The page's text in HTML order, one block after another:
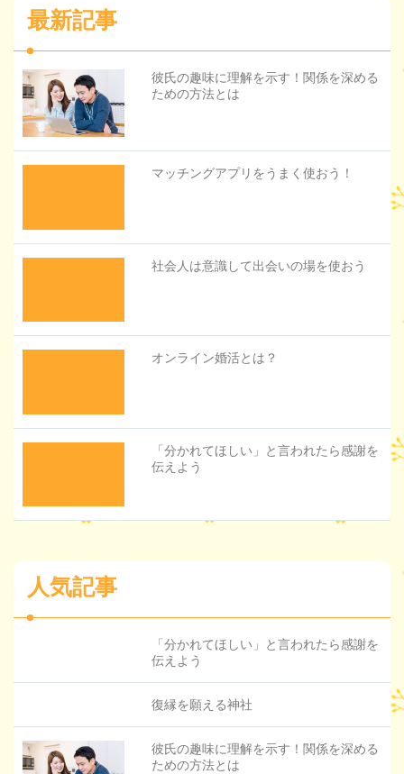
最新記事
彼氏の趣味に理解を示す！関係を深める
ための方法とは
マッチングアプリをうまく使おう！
社会人は意識して出会いの場を使おう
オンライン婚活とは？
「分かれてほしい」と言われたら感謝を
伝えよう
人気記事
「分かれてほしい」と言われたら感謝を
伝えよう
復縁を願える神社
彼氏の趣味に理解を示す！関係を深める
ための方法とは